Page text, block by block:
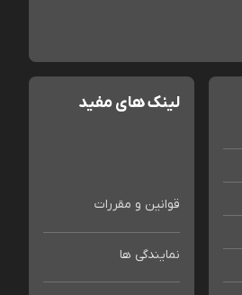
لینک های مفید
قوانین و مقررات
نمایندگی ها